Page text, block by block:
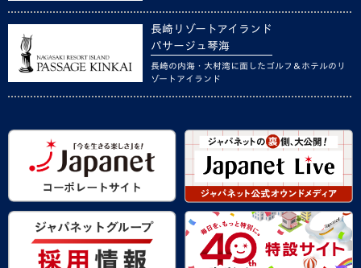
長崎リゾートアイランド
パサージュ琴海
長崎の内海・大村湾に面したゴルフ＆ホテルのリ
ゾートアイランド